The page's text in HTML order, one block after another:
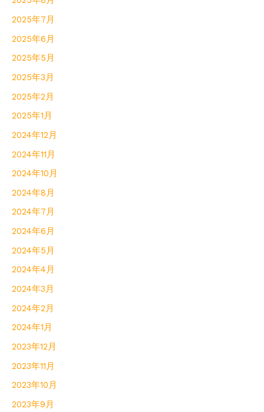
2025年7月
2025年6月
2025年5月
2025年3月
2025年2月
2025年1月
2024年12月
2024年11月
2024年10月
2024年8月
2024年7月
2024年6月
2024年5月
2024年4月
2024年3月
2024年2月
2024年1月
2023年12月
2023年11月
2023年10月
2023年9月